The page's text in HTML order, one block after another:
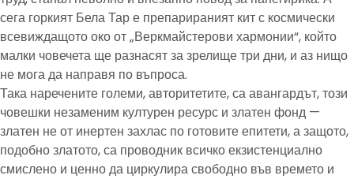
сега горкият Бела Тар е препарираният кит с космически
всевиждащото око от „Веркмайстерови хармонии“, който
малки човечета ще разнасят за зрелище три дни, и аз нищо
не мога да направя по въпроса.
Така наречените големи, авторитетите, са авангардът, този
човешки незаменим културен ресурс и златен фонд —
златен не от инертен захлас по готовите епитети, а защото,
подобно златото, са проводник всичко екзистенциално
смислено и ценно да циркулира свободно във времето и